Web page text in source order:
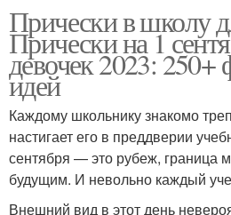
Прически в школу
Прически на 1
девочек 2023:
идей
Каждому школьнику знакомо
настигает его в преддверии
сентября — это рубеж, граница
будущим. И невольно каждый
Внешний вид в этот день